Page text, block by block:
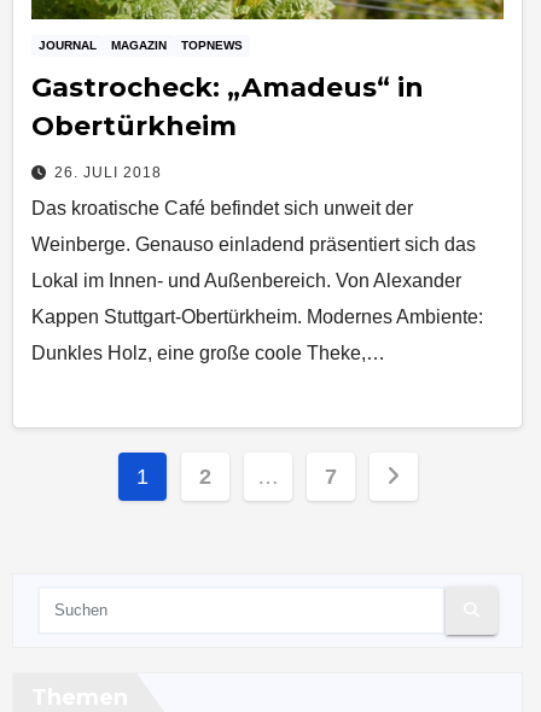
JOURNAL MAGAZIN TOPNEWS
Gastrocheck: „Amadeus“ in
Obertürkheim
26. JULI 2018
Das kroatische Café befindet sich unweit der
Weinberge. Genauso einladend präsentiert sich das
Lokal im Innen- und Außenbereich. Von Alexander
Kappen Stuttgart-Obertürkheim. Modernes Ambiente:
Dunkles Holz, eine große coole Theke,…
Seitennummerierung
der
1 2 … 7